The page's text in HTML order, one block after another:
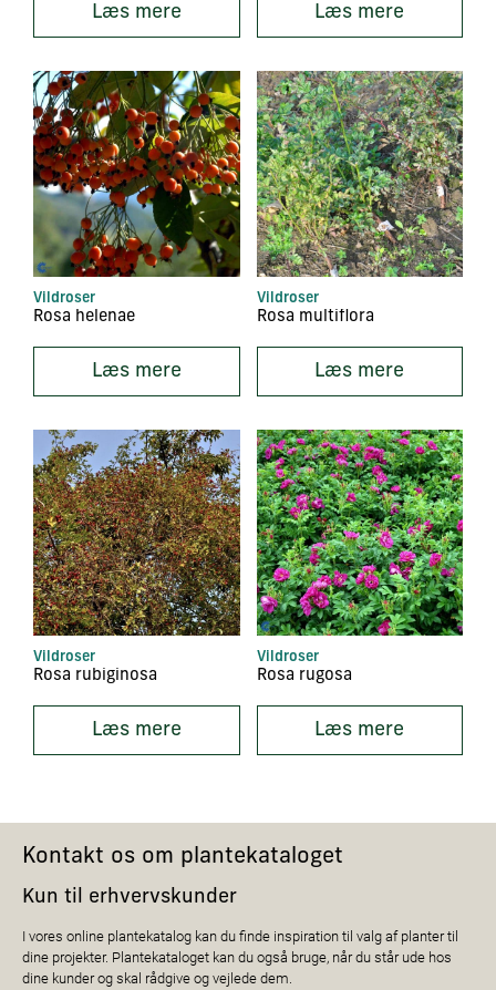
Læs mere Læs mere
Vildroser
Rosa helenae
Læs mere
Vildroser
Rosa multiflora
Læs mere
Vildroser
Rosa rubiginosa
Læs mere
Vildroser
Rosa rugosa
Læs mere
Kontakt os om plantekataloget
Kun til erhvervskunder
I vores online plantekatalog kan du finde inspiration til valg af planter til
dine projekter. Plantekataloget kan du også bruge, når du står ude hos
dine kunder og skal rådgive og vejlede dem.